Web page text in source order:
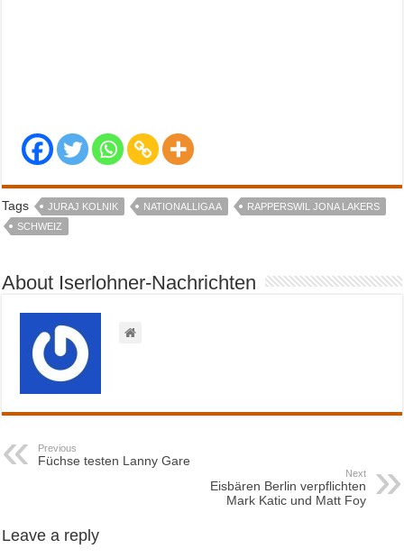
Tags JURAJ KOLNIK NATIONALLIGA A
RAPPERSWIL JONA LAKERS
SCHWEIZ
About Iserlohner-Nachrichten
Previous
Füchse testen Lanny Gare
Next
Eisbären Berlin verpflichten
Mark Katic und Matt Foy
Leave a reply